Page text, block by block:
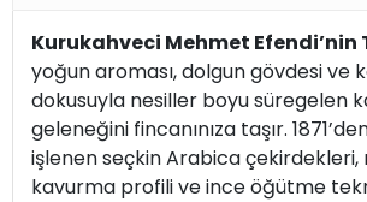
Kurukahveci Mehmet Efendi’nin
yoğun aroması, dolgun gövdesi ve
dokusuyla nesiller boyu süregelen
geleneğini fincanınıza taşır.
işlenen seçkin Arabica
kavurma profili ve ince öğütme